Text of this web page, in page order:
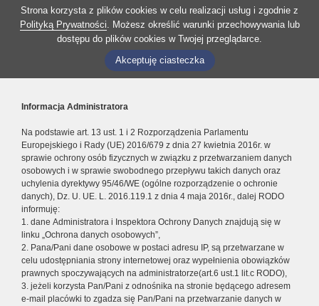
Strona korzysta z plików cookies w celu realizacji usług i zgodnie z
Polityką Prywatności. Możesz określić warunki przechowywania lub
dostępu do plików cookies w Twojej przeglądarce.
Akceptuję ciasteczka
Informacja Administratora
Na podstawie art. 13 ust. 1 i 2 Rozporządzenia Parlamentu
Europejskiego i Rady (UE) 2016/679 z dnia 27 kwietnia 2016r. w
sprawie ochrony osób fizycznych w związku z przetwarzaniem danych
osobowych i w sprawie swobodnego przepływu takich danych oraz
uchylenia dyrektywy 95/46/WE (ogólne rozporządzenie o ochronie
danych), Dz. U. UE. L. 2016.119.1 z dnia 4 maja 2016r., dalej RODO
informuję:
1. dane Administratora i Inspektora Ochrony Danych znajdują się w
linku „Ochrona danych osobowych”,
2. Pana/Pani dane osobowe w postaci adresu IP, są przetwarzane w
celu udostępniania strony internetowej oraz wypełnienia obowiązków
prawnych spoczywających na administratorze(art.6 ust.1 lit.c RODO),
3. jeżeli korzysta Pan/Pani z odnośnika na stronie będącego adresem
e-mail placówki to zgadza się Pan/Pani na przetwarzanie danych w